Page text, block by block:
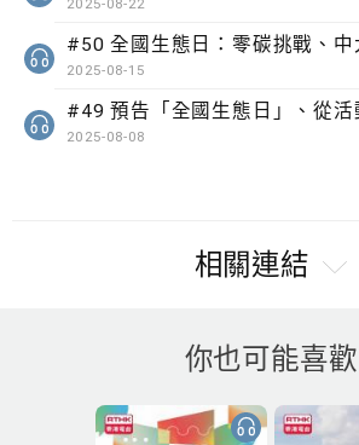
2025-08-15
2025-08-08
相關連結
你也可能喜歡